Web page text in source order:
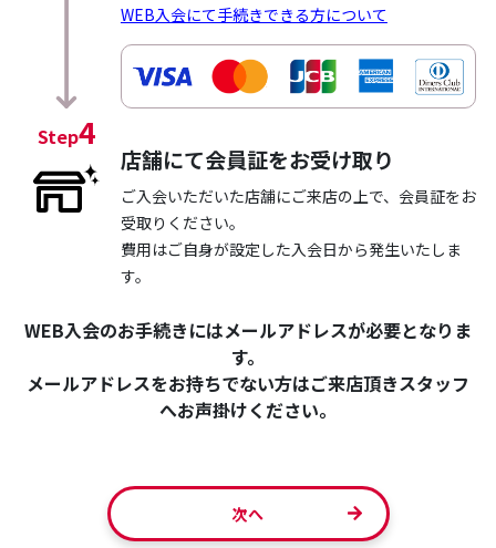
WEB入会にて手続きできる方について
Step4
店舗にて会員証をお受け取り
ご入会いただいた店舗にご来店の上で、会員証をお
受取りください。
費用はご自身が設定した入会日から発生いたしま
す。
WEB入会のお手続きにはメールアドレスが必要となりま
す。
メールアドレスをお持ちでない方はご来店頂きスタッフ
へお声掛けください。
次へ